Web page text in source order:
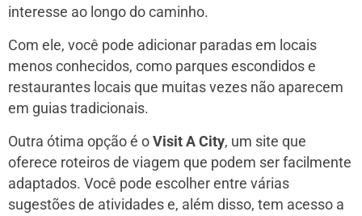
interesse ao longo do caminho.
Com ele, você pode adicionar paradas em locais
menos conhecidos, como parques escondidos e
restaurantes locais que muitas vezes não aparecem
em guias tradicionais.
Outra ótima opção é o Visit A City, um site que
oferece roteiros de viagem que podem ser facilmente
adaptados. Você pode escolher entre várias
sugestões de atividades e, além disso, tem acesso a